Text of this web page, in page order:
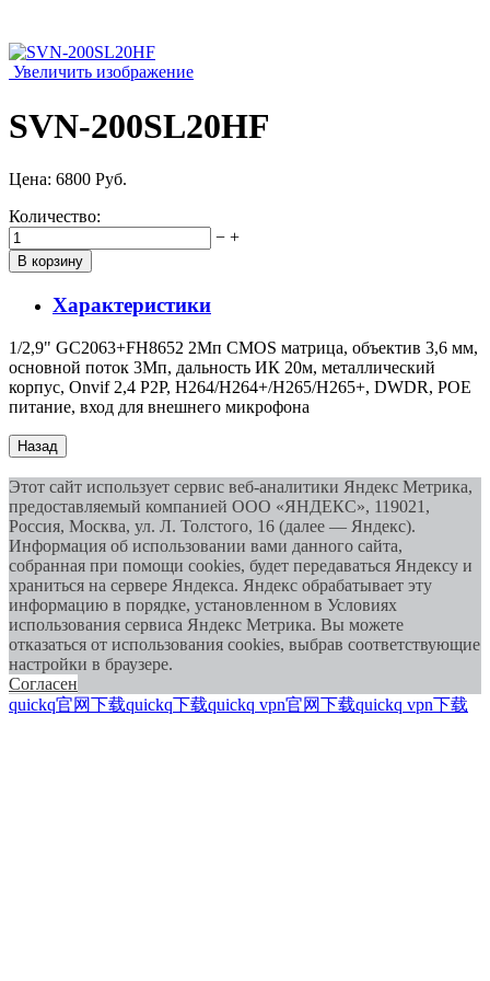
Увеличить изображение
SVN-200SL20HF
Цена: 6800 Руб.
Количество:
− +
Характеристики
1/2,9" GC2063+FH8652 2Мп CMOS матрица, объектив 3,6 мм,
основной поток 3Мп, дальность ИК 20м, металлический
корпус, Onvif 2,4 P2P, H264/H264+/H265/H265+, DWDR, POE
питание, вход для внешнего микрофона
Этот сайт использует сервис веб-аналитики Яндекс Метрика,
предоставляемый компанией ООО «ЯНДЕКС», 119021,
Россия, Москва, ул. Л. Толстого, 16 (далее — Яндекс).
Информация об использовании вами данного сайта,
собранная при помощи cookies, будет передаваться Яндексу и
храниться на сервере Яндекса. Яндекс обрабатывает эту
информацию в порядке, установленном в Условиях
использования сервиса Яндекс Метрика. Вы можете
отказаться от использования cookies, выбрав соответствующие
настройки в браузере.
Согласен
quickq官网下载quickq下载quickq vpn官网下载quickq vpn下载